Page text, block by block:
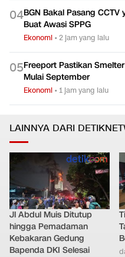
04BGN Bakal Pasang
Buat Awasi SPPG
Ekonomi •2 jam yang lalu
05Freeport Pastikan
Mulai September
Ekonomi •1 jam yang lalu
LAINNYA DARI
Jl Abdul Muis Ditutup
hingga Pemadaman
Kebakaran Gedung
Bapenda DKI Selesai